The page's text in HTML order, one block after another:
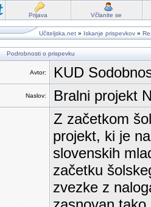
Prijava Včlanite se
Učiteljska.net » Iskanje prispevkov »
Podrobnosti o prispevku
Avtor: KUD
Naslov: Bralni projekt
Z začetkom
projekt, ki je
slovenskih
začetku
zvezke z